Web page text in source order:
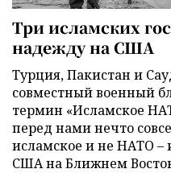
Три исламских
надежду на США
Турция, Пакистан и
совместный военный
термин «Исламское
перед нами нечто
исламское и не НАТО –
США на Ближнем